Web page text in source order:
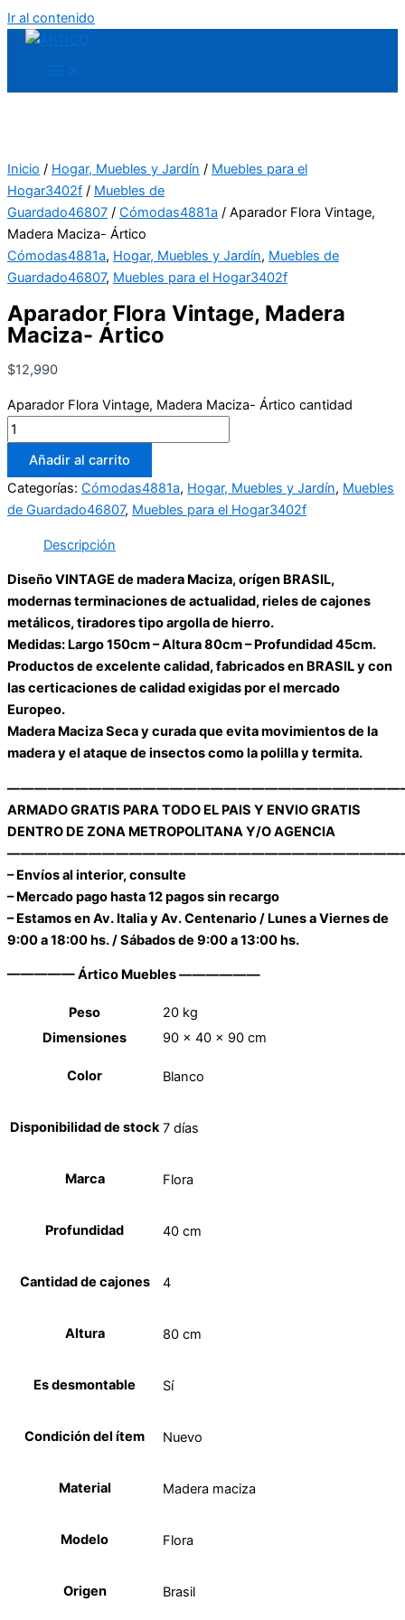
Ir al contenido
Inicio / Hogar, Muebles y Jardín / Muebles para el
Hogar3402f / Muebles de
Guardado46807 / Cómodas4881a / Aparador Flora Vintage,
Madera Maciza- Ártico
Cómodas4881a, Hogar, Muebles y Jardín, Muebles de
Guardado46807, Muebles para el Hogar3402f
Aparador Flora Vintage, Madera
Maciza- Ártico
$12,990
Aparador Flora Vintage, Madera Maciza- Ártico cantidad
Añadir al carrito
Categorías: Cómodas4881a, Hogar, Muebles y Jardín, Muebles
de Guardado46807, Muebles para el Hogar3402f
Descripción
Diseño VINTAGE de madera Maciza, orígen BRASIL,
modernas terminaciones de actualidad, rieles de cajones
metálicos, tiradores tipo argolla de hierro.
Medidas: Largo 150cm – Altura 80cm – Profundidad 45cm.
Productos de excelente calidad, fabricados en BRASIL y con
las certicaciones de calidad exigidas por el mercado
Europeo.
Madera Maciza Seca y curada que evita movimientos de la
madera y el ataque de insectos como la polilla y termita.
ARMADO GRATIS PARA TODO EL PAIS Y ENVIO GRATIS
DENTRO DE ZONA METROPOLITANA Y/O AGENCIA
– Envíos al interior, consulte
– Mercado pago hasta 12 pagos sin recargo
– Estamos en Av. Italia y Av. Centenario / Lunes a Viernes de
9:00 a 18:00 hs. / Sábados de 9:00 a 13:00 hs.
————— Ártico Muebles ——————
Peso
20 kg
Dimensiones
90 × 40 × 90 cm
Color Blanco
Disponibilidad de stock 7 días
Marca Flora
Profundidad 40 cm
Cantidad de cajones 4
Altura 80 cm
Es desmontable Sí
Condición del ítem Nuevo
Material Madera maciza
Modelo Flora
Origen Brasil